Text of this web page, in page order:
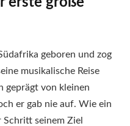
geboren und zog
musikalische Reise
geprägt von kleinen
er gab nie auf. Wie ein
seinem Ziel